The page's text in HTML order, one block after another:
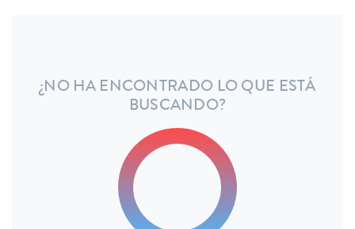
¿NO HA ENCONTRADO LO QUE ESTÁ
BUSCANDO?